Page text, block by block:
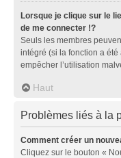
Lorsque je clique sur le
de me connecter !?
Seuls les membres
intégré (si la fonction a
empêcher l’utilisation
Haut
Problèmes liés à la
Comment créer un
Cliquez sur le bouton «